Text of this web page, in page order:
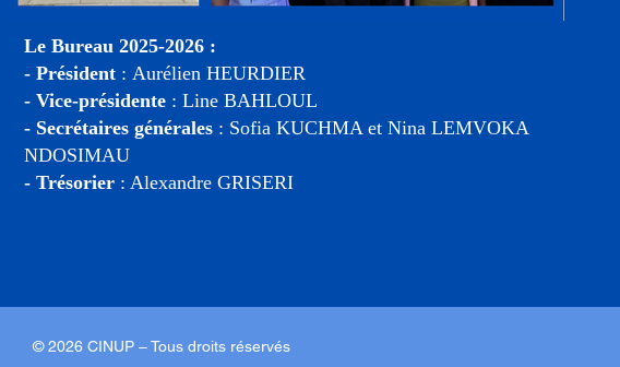
Le Bureau 2025-2026 :
- Président : Aurélien HEURDIER
- Vice-présidente : Line BAHLOUL
- Secrétaires générales : Sofia KUCHMA et Nina LEMVOKA
NDOSIMAU
- Trésorier : Alexandre GRISERI
© 2026 CINUP – Tous droits réservés